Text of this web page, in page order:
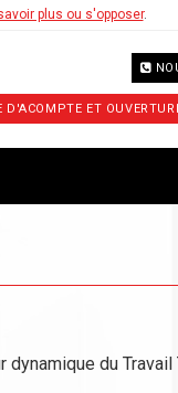
plus ou s'opposer.
D'ACOMPTE ET
dynamique du Travail